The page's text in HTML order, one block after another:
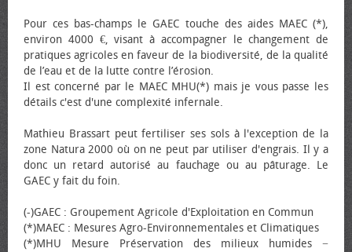
Pour ces bas-champs le GAEC touche des aides MAEC (*),
environ 4000 €, visant à accompagner le changement de
pratiques agricoles en faveur de la biodiversité, de la qualité
de l’eau et de la lutte contre l’érosion.
Il est concerné par le MAEC MHU(*) mais je vous passe les
détails c'est d'une complexité infernale.
Mathieu Brassart peut fertiliser ses sols à l'exception de la
zone Natura 2000 où on ne peut par utiliser d'engrais. Il y a
donc un retard autorisé au fauchage ou au pâturage. Le
GAEC y fait du foin.
(-)GAEC : Groupement Agricole d'Exploitation en Commun
(*)MAEC : Mesures Agro-Environnementales et Climatiques
(*)MHU Mesure Préservation des milieux humides −